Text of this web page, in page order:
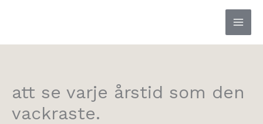
att se varje årstid som den
vackraste.